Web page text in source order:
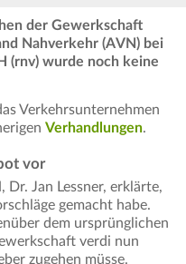
der Gewerkschaft
Nahverkehr (AVN) bei
(rnv) wurde noch keine
Verkehrsunternehmen
Verhandlungen.
vor
Dr. Jan Lessner, erklärte,
gemacht habe.
dem ursprünglichen
verdi nun
zugehen müsse.